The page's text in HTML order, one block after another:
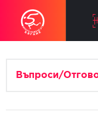
Въпроси/